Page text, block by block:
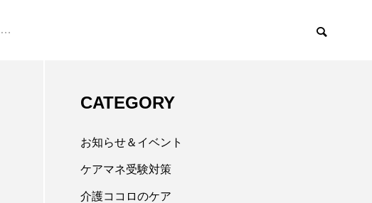
CATEGORY
お知らせ＆イベント
ケアマネ受験対策
介護ココロのケア